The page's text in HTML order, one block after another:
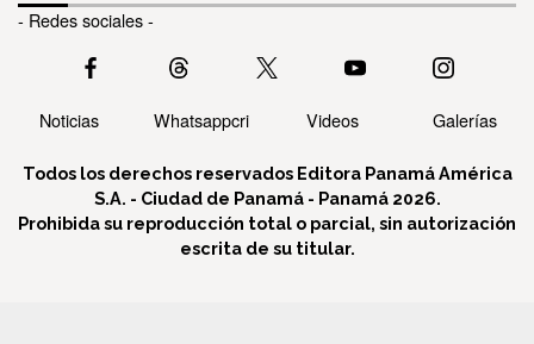
- Redes sociales -
Noticias Whatsappcri Videos Galerías
Todos los derechos reservados Editora Panamá América
S.A. - Ciudad de Panamá - Panamá 2026.
Prohibida su reproducción total o parcial, sin autorización
escrita de su titular.